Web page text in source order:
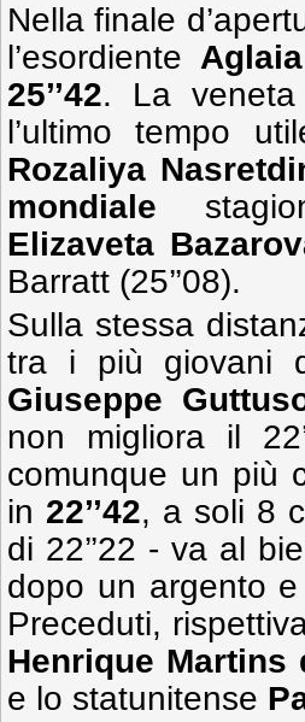
Nella finale
l’esordiente
25’’42. La veneta
l’ultimo tempo
Rozaliya
mondiale
Elizaveta
Barratt (25’’08).
Sulla stessa
tra i più giovani
Giuseppe
non migliora il
comunque un più
in 22’’42, a soli 8
di 22’’22 - va al
dopo un argento
Preceduti,
Henrique Martins
e lo statunitense